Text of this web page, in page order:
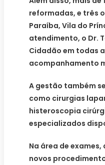
reformadas, e três
Paraíba, Vila do
atendimento, o Dr.
Cidadão em todas
acompanhamento
A gestão também
como cirurgias
histeroscopia
especializados
Na área de
novos